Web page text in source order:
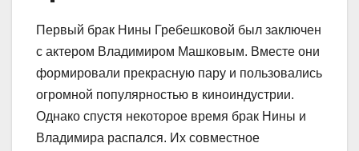
Первый брак Нины Гребешковой был заключен
с актером Владимиром Машковым. Вместе они
формировали прекрасную пару и пользовались
огромной популярностью в киноиндустрии.
Однако спустя некоторое время брак Нины и
Владимира распался. Их совместное